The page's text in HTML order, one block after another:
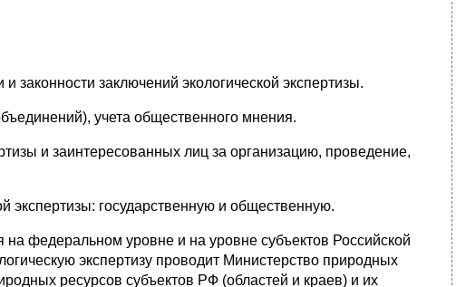
законности заключений экологической экспертизы.
учета общественного мнения.
и заинтересованных лиц за организацию, про­ведение,
экспертизы: государственную и общественную.
на фе­деральном уровне и на уровне субъектов Российской
экспертизу проводит Министерство природных
ресурсов субъектов РФ (областей и краев) и их